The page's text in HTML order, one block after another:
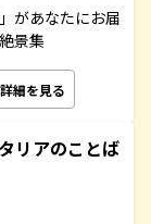
があなたにお届
景集
詳細を見る
リアのことば